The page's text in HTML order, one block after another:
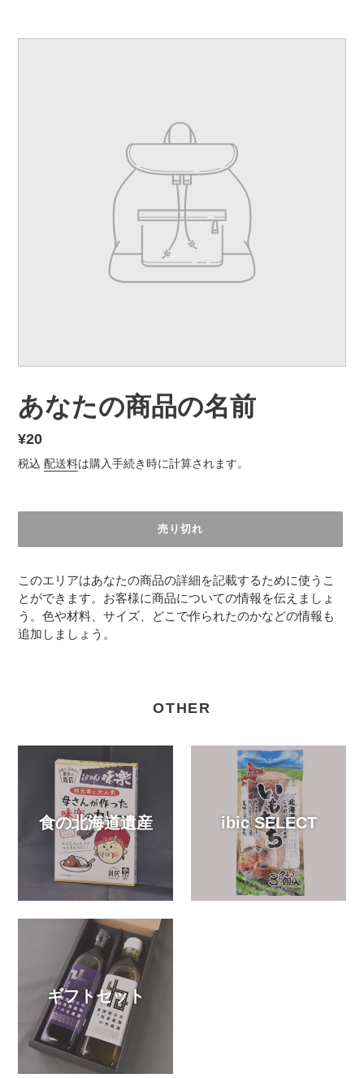
お
す
す
商
あなたの商品の名前
通
常
¥20
税込 配送料は購入手続き時に計算されます。
売り切れ
ー
ト
に
商
このエリアはあなたの商品の詳細を記載するために使うこ
とができます。お客様に商品についての情報を伝えましょ
う。色や材料、サイズ、どこで作られたのかなどの情報も
追加しましょう。
OTHER
食の北海道遺産 ibic SELECT
ギフトセット